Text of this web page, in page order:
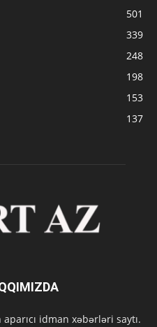
501
339
248
198
153
137
idman xəbərləri saytı.